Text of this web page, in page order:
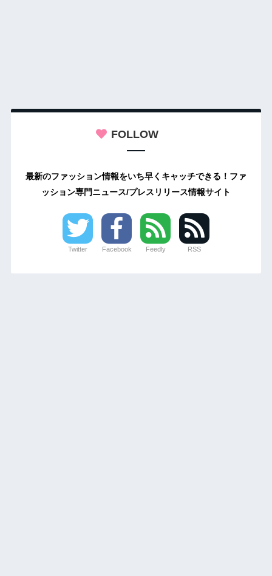
FOLLOW
最新のファッション情報をいち早くキャッチできる！ファ
ッション専門ニュース/プレスリリース情報サイト
Twitter Facebook Feedly RSS